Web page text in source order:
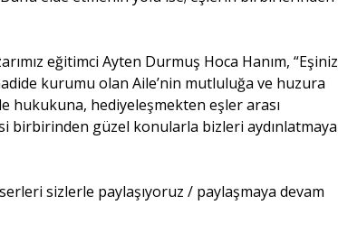
eğitimci Ayten Durmuş Hoca Hanım, “Eşiniz
kurumu olan Aile’nin mutluluğa ve huzura
hukukuna, hediyeleşmekten eşler arası
birbirinden güzel konularla bizleri aydınlatmaya
sizlerle paylaşıyoruz / paylaşmaya devam